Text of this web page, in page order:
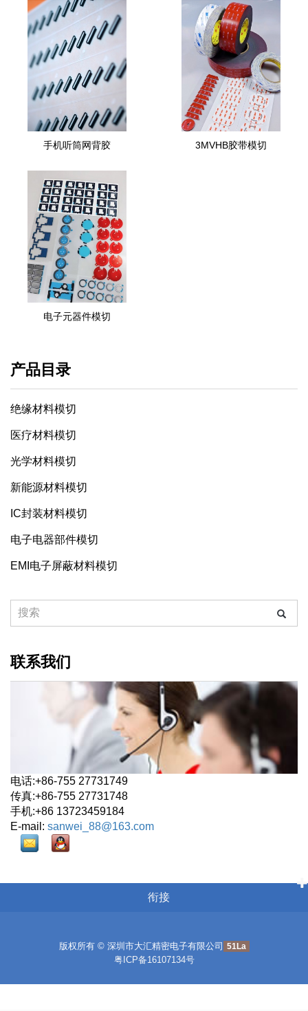
手机听筒网背胶 3MVHB胶带模切
电子元器件模切
产品目录
绝缘材料模切
医疗材料模切
光学材料模切
新能源材料模切
IC封装材料模切
电子电器部件模切
EMI电子屏蔽材料模切
联系我们
电话:+86-755 27731749
传真:+86-755 27731748
手机:+86 13723459184
E-mail: sanwei_88@163.com
衔接
版权所有 © 深圳市大汇精密电子有限公司 51La
粤ICP备16107134号